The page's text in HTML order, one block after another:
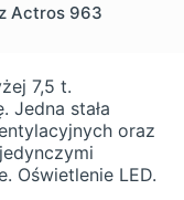
Actros 963
7,5 t.
Jedna stała
oraz
Oświetlenie LED.